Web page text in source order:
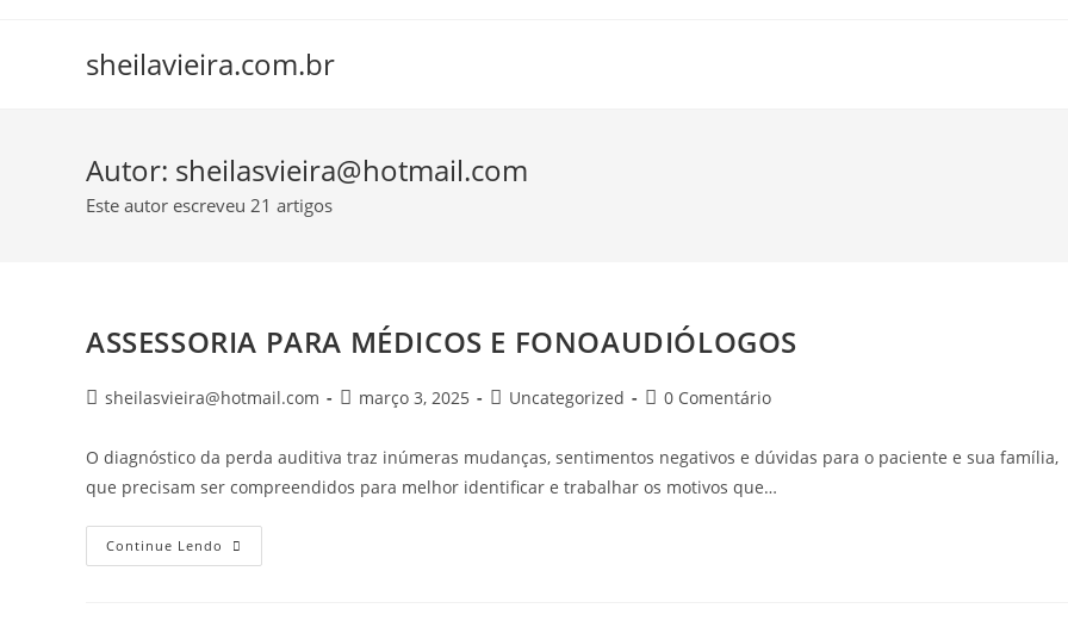
sheilavieira.com.br
Autor: sheilasvieira@hotmail.com
Este autor escreveu 21 artigos
ASSESSORIA PARA MÉDICOS E FONOAUDIÓLOGOS
Autor
post:
sheilasvieira@hotmail.com
Postmarço 3, 2025
Categoria
post:
Uncategorized
Comentários
0 Comentário
O diagnóstico da perda auditiva traz inúmeras mudanças, sentimentos negativos e dúvidas para o paciente e sua família,
que precisam ser compreendidos para melhor identificar e trabalhar os motivos que…
Continue Lendo ASSESSORIA
PARA